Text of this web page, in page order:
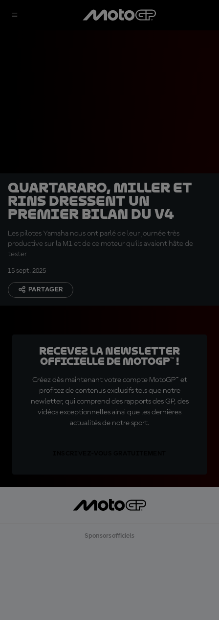
Quartararo, Miller et
Rins dressent un
premier bilan du V4
Les pilotes Yamaha nous ont parlé de leur journée très
productive sur la M1 et de ce moteur qu'ils avaient hâte de
tester
15 sept. 2025
PARTAGER
Recevez la Newsletter
officielle de MotoGP™ !
Créez dès maintenant votre compte MotoGP™ et
profitez de contenus exclusifs tels que notre
newletter, qui comprend des rapports des GP, des
vidéos exceptionnelles ainsi que les dernières
actualités de notre sport.
Sponsors officiels